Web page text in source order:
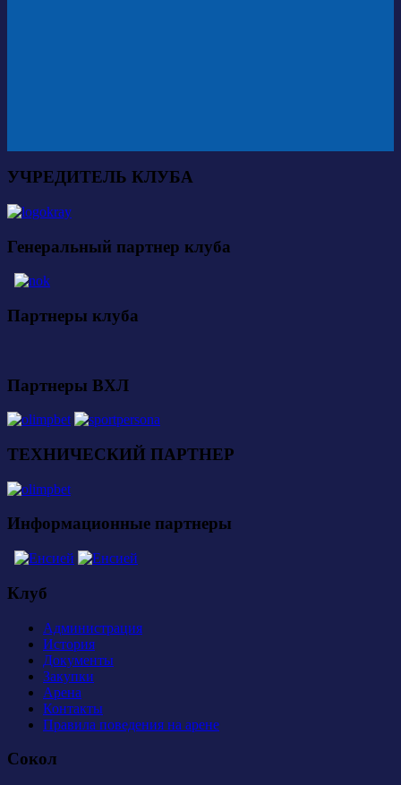
УЧРЕДИТЕЛЬ КЛУБА
Генеральный партнер клуба
Партнеры клуба
Партнеры ВХЛ
ТЕХНИЧЕСКИЙ ПАРТНЕР
Информационные партнеры
Клуб
Администрация
История
Документы
Закупки
Арена
Контакты
Правила поведения на арене
Сокол